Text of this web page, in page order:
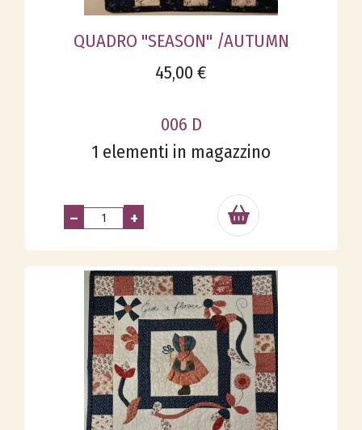
QUADRO "SEASON" /AUTUMN
45,00 €
006 D
1 elementi in magazzino
– +